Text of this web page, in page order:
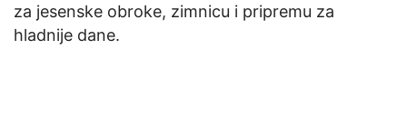
za jesenske obroke, zimnicu i pripremu za
hladnije dane.